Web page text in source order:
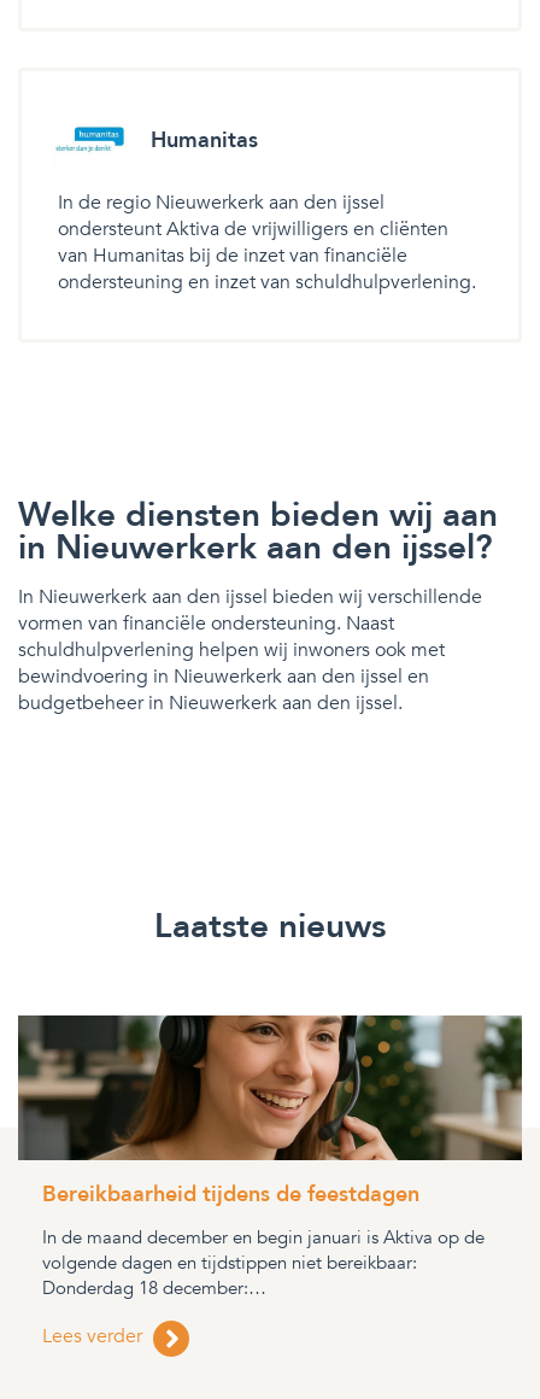
Humanitas
In de regio Nieuwerkerk aan den ijssel
ondersteunt Aktiva de vrijwilligers en cliënten
van Humanitas bij de inzet van financiële
ondersteuning en inzet van schuldhulpverlening.
Welke diensten bieden wij aan
in Nieuwerkerk aan den ijssel?
In Nieuwerkerk aan den ijssel bieden wij verschillende
vormen van financiële ondersteuning. Naast
schuldhulpverlening helpen wij inwoners ook met
bewindvoering in Nieuwerkerk aan den ijssel en
budgetbeheer in Nieuwerkerk aan den ijssel.
Laatste nieuws
Bereikbaarheid tijdens de feestdagen
In de maand december en begin januari is Aktiva op de
volgende dagen en tijdstippen niet bereikbaar:
Donderdag 18 december:…
Lees verder